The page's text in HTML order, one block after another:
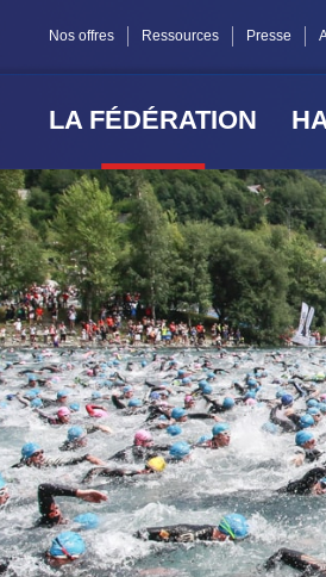
Nos offres Ressources Presse
LA FÉDÉRATION